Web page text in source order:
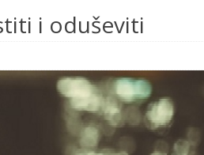
i oduševiti